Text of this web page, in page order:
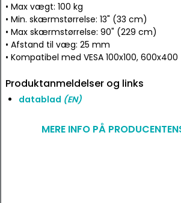
• Max vægt: 100 kg
• Min. skærmstørrelse: 13" (33 cm)
• Max skærmstørrelse: 90" (229 cm)
• Afstand til væg: 25 mm
• Kompatibel med VESA 100x100, 600x400
Produktanmeldelser og links
datablad (EN)
MERE INFO PÅ